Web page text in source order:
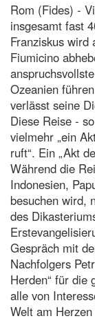
Rom (Fides) -
insgesamt fast
Franziskus wird
Fiumicino
Ozeanien
verlässt seine
Diese Reise -
vielmehr „ein
ruft“. Ein „Akt
Während die
Indonesien,
besuchen wird,
des
Gespräch mit
Nachfolgers
Herden“ für die
alle von
Welt am